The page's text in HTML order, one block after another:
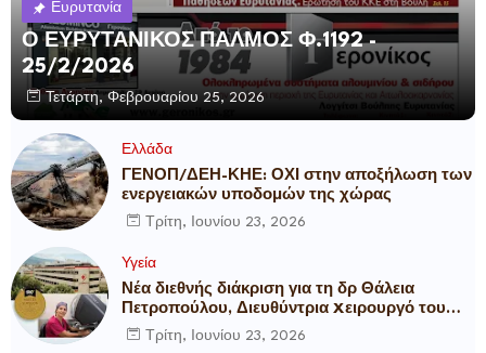
Ευρυτανία
Ο ΕΥΡΥΤΑΝΙΚΟΣ ΠΑΛΜΟΣ Φ.1192 -
25/2/2026
Τετάρτη, Φεβρουαρίου 25, 2026
Ελλάδα
ΓΕΝΟΠ/ΔΕΗ-ΚΗΕ: ΟΧΙ στην αποξήλωση των
ενεργειακών υποδομών της χώρας
Τρίτη, Ιουνίου 23, 2026
Υγεία
Νέα διεθνής διάκριση για τη δρ Θάλεια
Πετροπούλου, Διευθύντρια Xειρουργό του
Metropolitan General
Τρίτη, Ιουνίου 23, 2026